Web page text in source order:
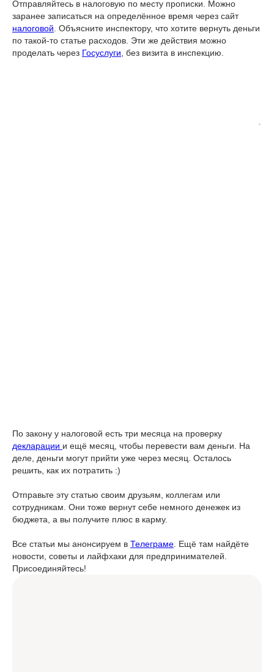
Отправляйтесь в налоговую по месту прописки. Можно
заранее записаться на определённое время через сайт
налоговой . Объясните инспектору, что хотите вернуть деньги
по такой-то статье расходов. Эти же действия можно
проделать через Госуслуги , без визита в инспекцию.
По закону у налоговой есть три месяца на проверку
декларации и ещё месяц, чтобы перевести вам деньги. На
деле, деньги могут прийти уже через месяц. Осталось
решить, как их потратить :)
Отправьте эту статью своим друзьям, коллегам или
сотрудникам. Они тоже вернут себе немного денежек из
бюджета, а вы получите плюс в карму.
Все статьи мы анонсируем в Телеграме . Ещё там найдёте
новости, советы и лайфхаки для предпринимателей.
Присоединяйтесь!